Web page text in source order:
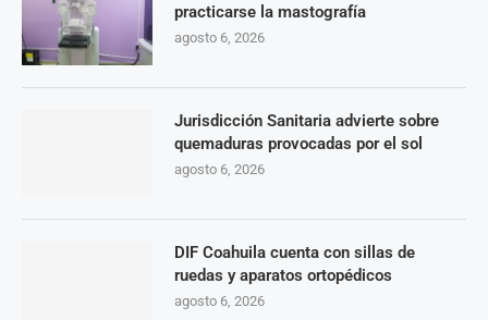
practicarse la mastografía
agosto 6, 2026
Jurisdicción Sanitaria advierte sobre
quemaduras provocadas por el sol
agosto 6, 2026
DIF Coahuila cuenta con sillas de
ruedas y aparatos ortopédicos
agosto 6, 2026